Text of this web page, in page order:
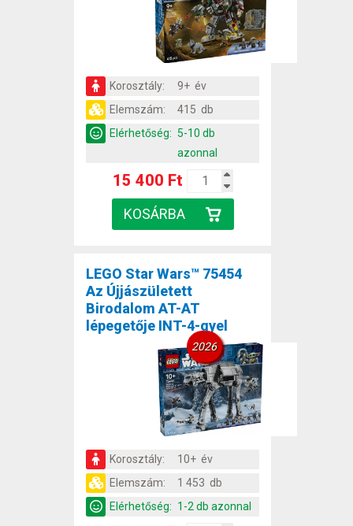
Korosztály:
9+ év
Elemszám:
415 db
Elérhetőség: 5-10 db
azonnal
15 400 Ft
LEGO Star Wars™ 75454
Az Újjászületett
Birodalom AT-AT
lépegetője INT-4-gyel
2026
Korosztály:
10+ év
Elemszám:
1 453 db
Elérhetőség: 1-2 db azonnal